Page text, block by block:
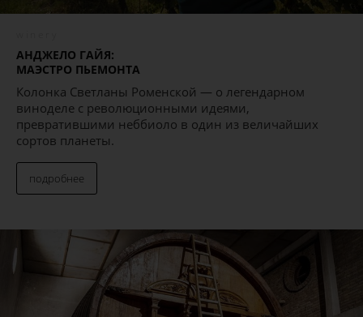
АНДЖЕЛО ГАЙЯ:
МАЭСТРО ПЬЕМОНТА
Колонка Светланы Роменской — о легендарном
виноделе с революционными идеями,
превратившими неббиоло в один из величайших
сортов планеты.
подробнее